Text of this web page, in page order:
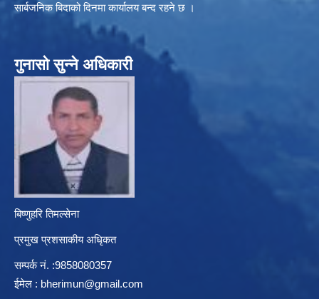
सार्बजनिक बिदाको दिनमा कार्यालय बन्द रहने छ ।
गुनासो सुन्ने अधिकारी
बिष्णुहरि तिमल्सेना
प्रमुख प्रशसाकीय अधिृकत
सम्पर्क न‌ं. :9858080357
ईमेल : bherimun@gmail.com